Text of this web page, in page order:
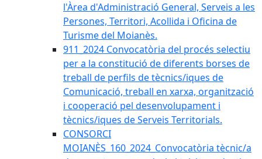
l'Àrea d'Administració General, Serveis a les
Persones, Territori, Acollida i Oficina de
Turisme del Moianès.
911_2024 Convocatòria del procés selectiu
per a la constitució de diferents borses de
treball de perfils de tècnics/iques de
Comunicació, treball en xarxa, organització
i cooperació pel desenvolupament i
tècnics/iques de Serveis Territorials.
CONSORCI
MOIANÈS_160_2024_Convocatòria tècnic/a